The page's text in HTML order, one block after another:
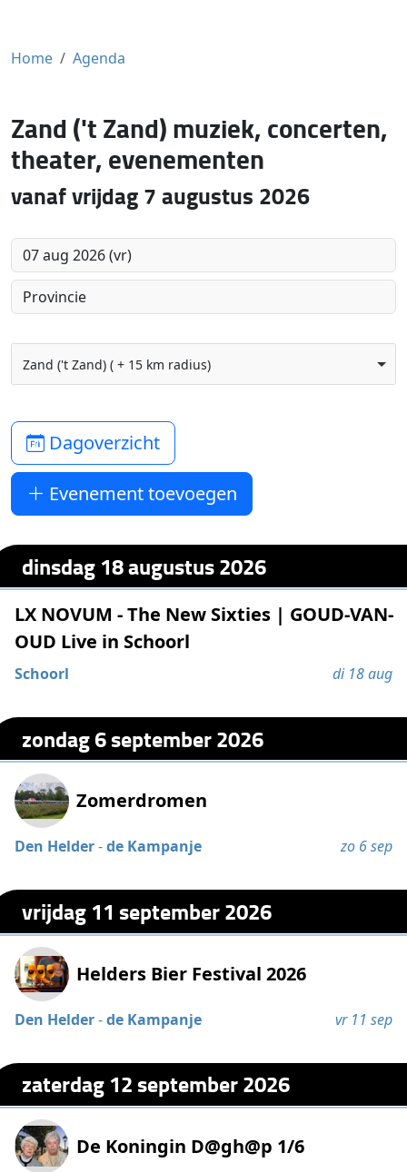
Home Agenda
Zand ('t Zand) muziek, concerten,
theater, evenementen
vanaf vrijdag 7 augustus 2026
Zand ('t Zand) ( + 15 km radius)
Dagoverzicht
Evenement toevoegen
dinsdag 18 augustus 2026
LX NOVUM - The New Sixties | GOUD-VAN-
OUD Live in Schoorl
Schoorl di 18 aug
zondag 6 september 2026
Zomerdromen
Den Helder-de Kampanje zo 6 sep
vrijdag 11 september 2026
Helders Bier Festival 2026
Den Helder-de Kampanje vr 11 sep
zaterdag 12 september 2026
De Koningin D@gh@p 1/6